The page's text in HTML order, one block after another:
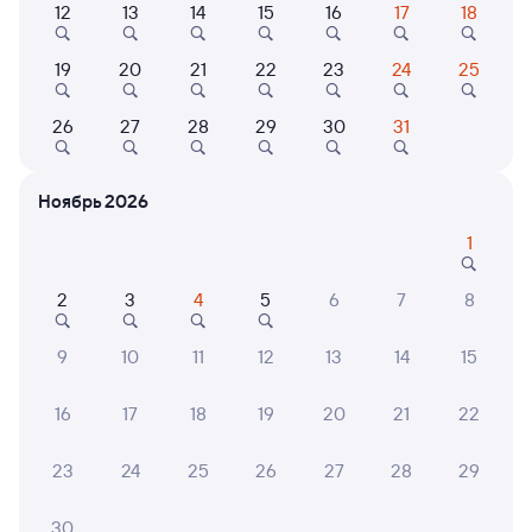
Найдём билет на поезд за вас
Отели в Чапаевске
12 13 14 15 16 17 18
19 20 21 22 23 24 25
26 27 28 29 30 31
Ноябрь 2026
1
2 3 4 5 6 7 8
9 10 11 12 13 14 15
16 17 18 19 20 21 22
23 24 25 26 27 28 29